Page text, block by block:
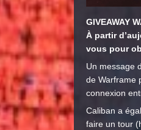
GIVEAWAY
À partir
vous pour
Un message
de Warframe
connexion
Caliban a
faire un tour